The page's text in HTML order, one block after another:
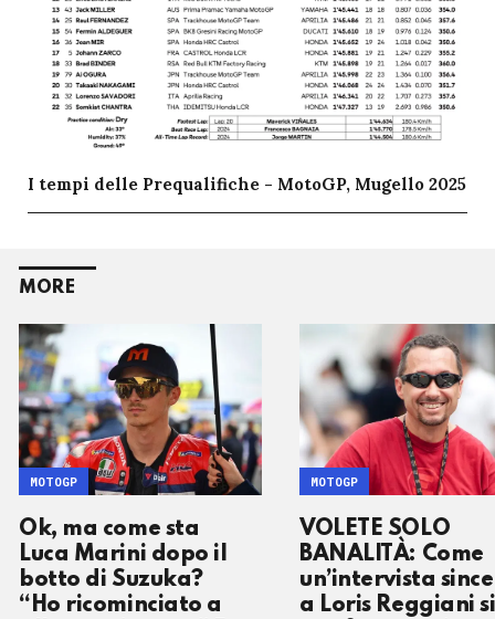
I tempi delle Prequalifiche - MotoGP, Mugello 2025
MORE
Ok, ma come sta
Luca Marini dopo il
botto di Suzuka?
“Ho ricominciato a
MOTOGP
VOLETE SOLO
BANALITÀ: Come
un’intervista
a Loris Reggiani
MOTOGP